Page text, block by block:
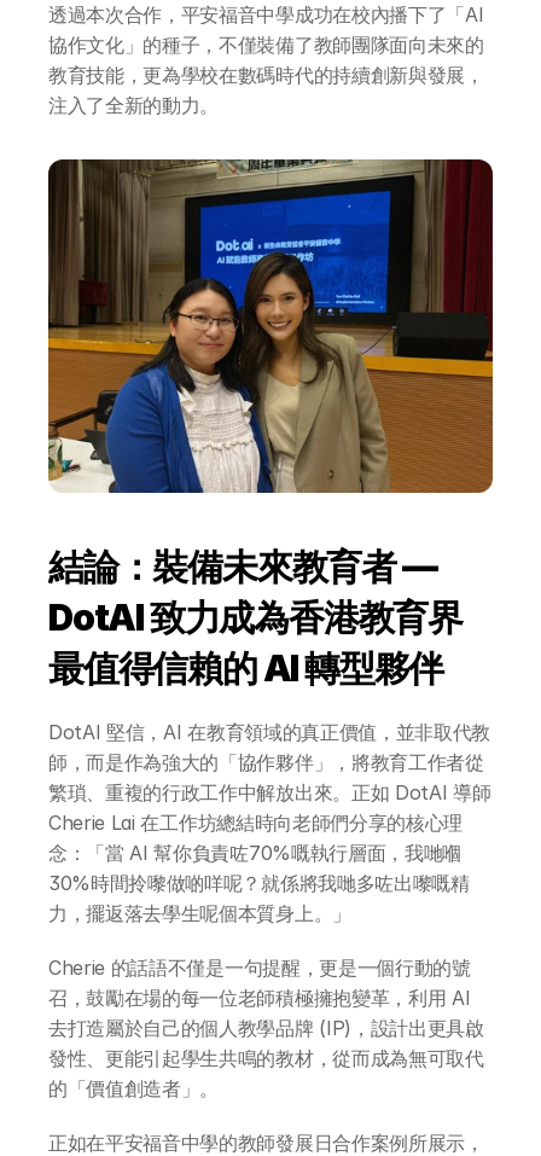
透過本次合作，平安福音中學成功在校內播下了「AI
協作文化」的種子，不僅裝備了教師團隊面向未來的
教育技能，更為學校在數碼時代的持續創新與發展，
注入了全新的動力。
結論：裝備未來教育者 —
DotAI 致力成為香港教育界
最值得信賴的 AI 轉型夥伴
DotAI 堅信，AI 在教育領域的真正價值，並非取代教
師，而是作為強大的「協作夥伴」，將教育工作者從
繁瑣、重複的行政工作中解放出來。正如 DotAI 導師
Cherie Lai 在工作坊總結時向老師們分享的核心理
念：「當 AI 幫你負責咗70%嘅執行層面，我哋嗰
30%時間拎嚟做啲咩呢？就係將我哋多咗出嚟嘅精
力，擺返落去學生呢個本質身上。」
Cherie 的話語不僅是一句提醒，更是一個行動的號
召，鼓勵在場的每一位老師積極擁抱變革，利用 AI
去打造屬於自己的個人教學品牌 (IP)，設計出更具啟
發性、更能引起學生共鳴的教材，從而成為無可取代
的「價值創造者」。
正如在平安福音中學的教師發展日合作案例所展示，
網上 AI 學習平台
AI 應用服務
AI 創意廣告服務
聯絡我們